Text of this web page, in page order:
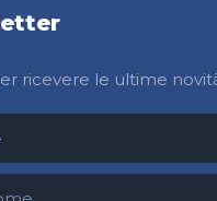
ricevere le ultime